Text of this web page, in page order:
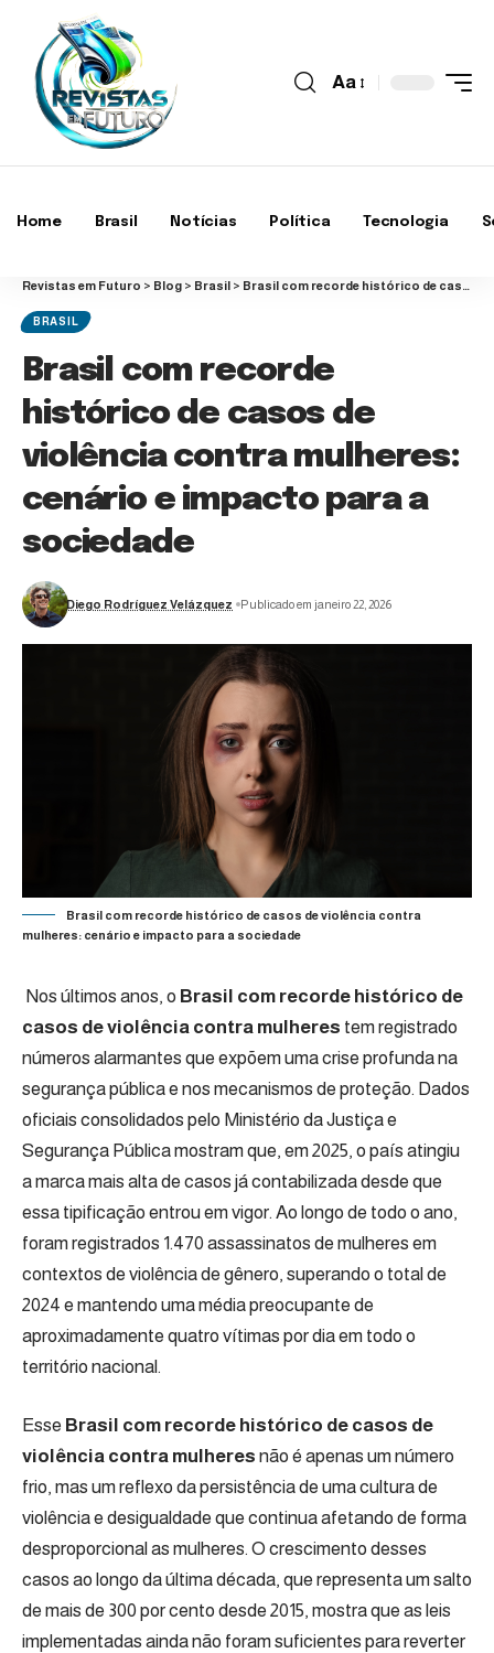
Aa
Home Brasil Notícias Política Tecnologia
Revistas em Futuro > Blog > Brasil > Brasil com recorde histórico de casos de violência contra mulheres: cenário e impacto para a sociedade
BRASIL
Brasil com recorde
histórico de casos de
violência contra mulheres:
cenário e impacto para a
sociedade
Diego Rodríguez Velázquez Publicado em janeiro 22, 2026
Brasil com recorde histórico de casos de violência contra
mulheres: cenário e impacto para a sociedade
Nos últimos anos, o Brasil com recorde histórico de
casos de violência contra mulheres tem registrado
números alarmantes que expõem uma crise profunda na
segurança pública e nos mecanismos de proteção. Dados
oficiais consolidados pelo Ministério da Justiça e
Segurança Pública mostram que, em 2025, o país atingiu
a marca mais alta de casos já contabilizada desde que
essa tipificação entrou em vigor. Ao longo de todo o ano,
foram registrados 1.470 assassinatos de mulheres em
contextos de violência de gênero, superando o total de
2024 e mantendo uma média preocupante de
aproximadamente quatro vítimas por dia em todo o
território nacional.
Esse Brasil com recorde histórico de casos de
violência contra mulheres não é apenas um número
frio, mas um reflexo da persistência de uma cultura de
violência e desigualdade que continua afetando de forma
desproporcional as mulheres. O crescimento desses
casos ao longo da última década, que representa um salto
de mais de 300 por cento desde 2015, mostra que as leis
implementadas ainda não foram suficientes para reverter